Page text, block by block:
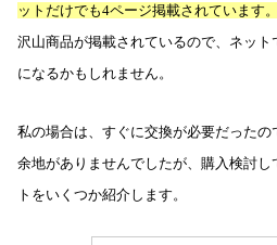
ットだけでも4ページ掲載されています。
沢山商品が掲載されているので、ネッ
になるかもしれません。
私の場合は、すぐに交換が必要だった
余地がありませんでしたが、購入検討
トをいくつか紹介します。